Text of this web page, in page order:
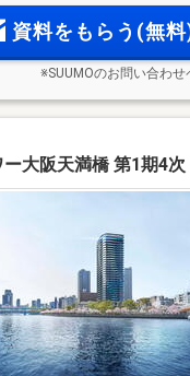
資料をもらう(無
※SUUMOのお問い合わ
大阪天満橋 第1期4次